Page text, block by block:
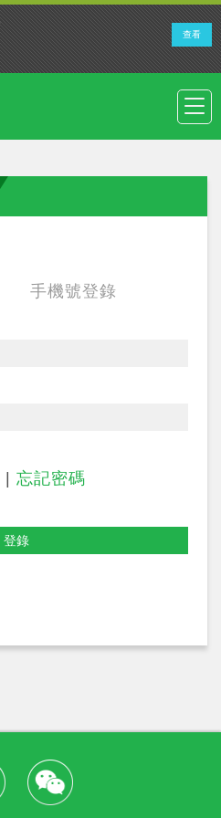
手機號登錄
忘記密碼